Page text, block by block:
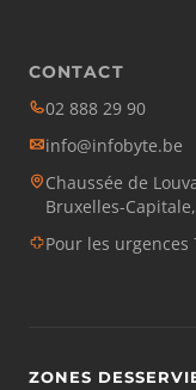
CONTACT
02 888 29 90
info@infobyte.be
Chaussée de
Bruxelles-
Pour les urgences
ZONES